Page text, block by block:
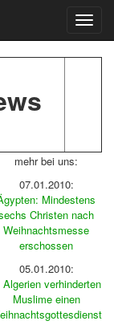
mehr bei uns:
07.01.2010:
Mindestens
Christen nach
Weihnachtsmesse
erschossen
05.01.2010:
Algerien verhinderten
Muslime einen